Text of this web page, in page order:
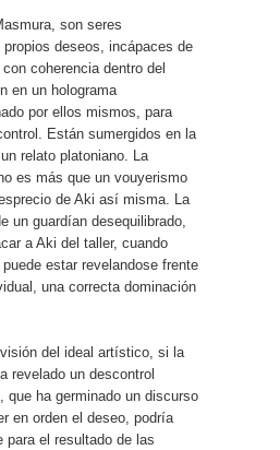
son seres
deseos, incápaces de
coherencia dentro del
en un holograma
por ellos mismos, para
Están sumergidos en la
relato platoniano. La
es más que un vouyerismo
de Aki así misma. La
un guardían desequilibrado,
a Aki del taller, cuando
estar revelandose frente
una correcta dominación
del ideal artístico, si la
revelado un descontrol
que ha germinado un discurso
en orden el deseo, podría
para el resultado de las